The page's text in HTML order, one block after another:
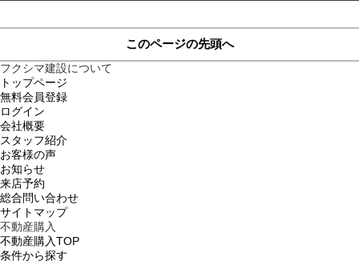
このページの先頭へ
フクシマ建設について
トップページ
無料会員登録
ログイン
会社概要
スタッフ紹介
お客様の声
お知らせ
来店予約
総合問い合わせ
サイトマップ
不動産購入
不動産購入TOP
条件から探す